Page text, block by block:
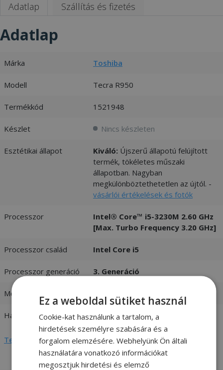
Adatlap Szállítás és fizetés
Adatlap
Márka Toshiba
Modell Tecra R950
Termékkód 1521948
Készlet Nincs készleten
Esztétikai állapot Kiváló: Újszerű állapotú felújított
termék, tökéletes műszaki
állapotban. Nagyban
megkülönböztethetetlen az újtól. -
vásárlói értékelések és fotók
Processzor
Intel® Core™ i5-3230M 2.60 GHz
[Max. Turbo Frequency 3.20 GHz]
Processzor család Intel Core i5
Processzor generáció 3. Generáció
Memória (RAM)
Háttértár 750GB Merevlemez 2,5"
Teljes adatlap megtekintése
Ez a weboldal sütiket használ
Cookie-kat használunk a tartalom, a
hirdetések személyre szabására és a
forgalom elemzésére. Webhelyünk Ön általi
használatára vonatkozó információkat
megosztjuk hirdetési és elemző